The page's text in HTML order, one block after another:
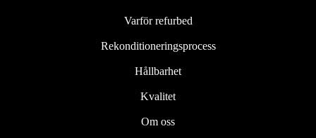
Varför refurbed
Rekonditioneringsprocess
Hållbarhet
Kvalitet
Om oss